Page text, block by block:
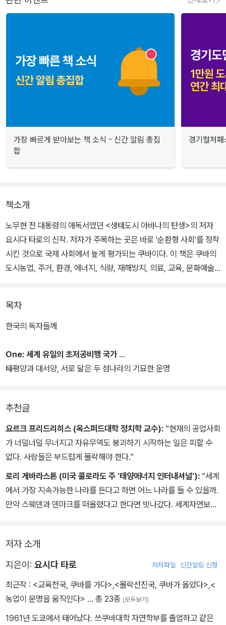
가장 빠르게 받아보는 책 소식 - 신간 알림 총집
합
경기컬처
책소개
노무현 전 대통령의 애독서였던 <생태도시 아바나의 탄생>의 저자
요시다 타로의 신작. 저자가 주목하는 곳은 바로 '순환형 사회'를 정착
시킨 것으로 국제 사회에서 높게 평가되는 쿠바이다. 이 책은 쿠바의
도시농업, 주거, 환경, 에너지, 식량, 재해방지, 의료, 교육, 문화예술
저자가 쿠바에서 주목하는 키워드는 '몰락'의 힘이다. 즉, 조만간 현실
로 다가올 피크오일의 시대를 맞아 이제 대량 생산·소비를 기반으로
시스템을 준비해야 한다는 것이다. 이름하여 초저공비행을 하는 '몰
락선진국'이 되자는 것. 그 모범 사례로서, 검소한 생활을 하면서도 서
목차
한국의 독자들께
One: 세계 유일의 초저공비행 국가
태평양과 대서양, 서로 닮은 두 섬나라의 기묘한 운명
추천글
요르크 프리드리히스 (옥스퍼드대학 정치학 교수): “현재의 공업사회
가 너덜너덜 무너지고 자유무역도 붕괴하기 시작하는 일은 피할 수
없다. 사람들은 부드럽게 몰락해야 한다.”
로리 게바라스톤 (미국 콜로라도 주 '태양에너지 인터내셔널'): “세계
에서 가장 지속가능한 나라를 든다고 하면 어느 나라를 들 수 있을까.
만약 스웨덴과 덴마크를 떠올렸다고 한다면 빗나갔다. 세계자연보호
저자 소개
지은이: 요시다 타로 저자파일 신간알림 신청
최근작 : <교육천국, 쿠바를 가다>,<몰락선진국, 쿠바가 옳았다>,<
농업이 문명을 움직인다> … 총 23종 (모두보기)
1961년 도쿄에서 태어났다. 쓰쿠바대학 자연학부를 졸업하고 같은